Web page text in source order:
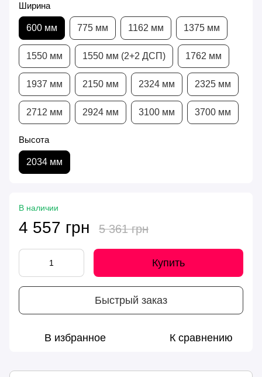
Ширина
600 мм 775 мм 1162 мм 1375 мм
1550 мм 1550 мм (2+2 ДСП) 1762 мм
1937 мм 2150 мм 2324 мм 2325 мм
2712 мм 2924 мм 3100 мм 3700 мм
Высота
2034 мм
В наличии
4 557 грн 5 361 грн
Купить
Быстрый заказ
В избранное К сравнению